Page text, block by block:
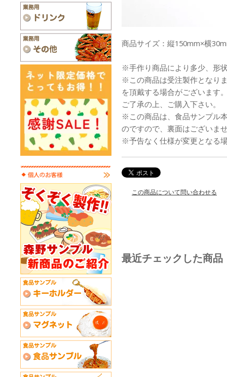
商品サイズ：縦150mm×横
※手作り商品により多少、形
※この商品は受注製作となり
を頂戴する場合がございます
ご了承の上、ご購入下さい。
※この商品は、食品サンプル
のですので、裏面はございま
※予告なく仕様が変更となる
この商品について問い合わせる
最近チェックした商品